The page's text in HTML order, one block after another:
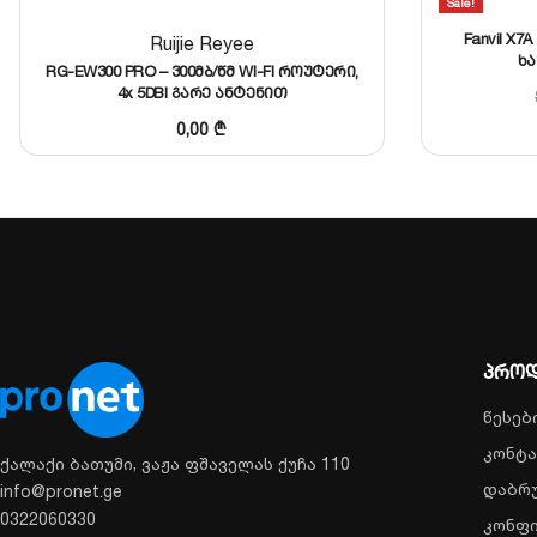
Ruijie Reyee
RG-EW300 PRO – 300მბ/წმ WI-FI როუტერი,
4x 5DBI გარე ანტენით
0,00₾
Fanvil
ქალაქი ბათუმი, ვაჟა ფშაველას ქუჩა 110
info@pronet.ge
0322060330